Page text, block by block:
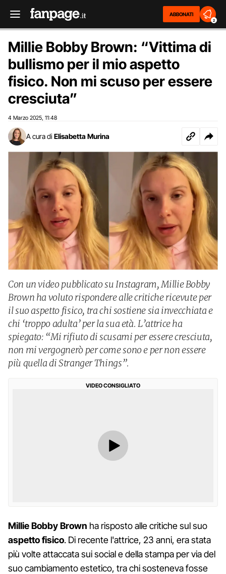
ABBONATI
2
Millie Bobby Brown: “Vittima di
bullismo per il mio aspetto
fisico. Non mi scuso per essere
cresciuta”
4 Marzo 2025 11:48
A cura di Elisabetta Murina
Con un video pubblicato su Instagram, Millie Bobby
Brown ha voluto rispondere alle critiche ricevute per
il suo aspetto fisico, tra chi sostiene sia invecchiata e
chi ‘troppo adulta’ per la sua età. L’attrice ha
spiegato: “Mi rifiuto di scusami per essere cresciuta,
non mi vergognerò per come sono e per non essere
più quella di Stranger Things”.
VIDEO CONSIGLIATO
Millie Bobby Brown ha risposto alle critiche sul suo
aspettofisico. Di recente l'attrice, 23 anni, era stata
più volte attaccata sui social e della stampa per via del
suo cambiamento estetico, tra chi sosteneva fosse